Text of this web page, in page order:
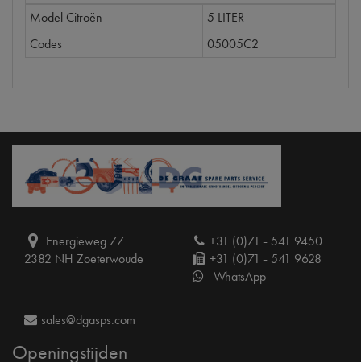
Model Citroën
5 LITER
Codes
05005C2
Energieweg 77
2382 NH Zoeterwoude
+31 (0)71 - 541 9450
+31 (0)71 - 541 9628
WhatsApp
sales@dgasps.com
Openingstijden